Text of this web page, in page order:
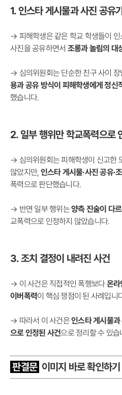
1. 인스타 게시물과 사진 공유
→ 피해학생은 같은 학교 학생들이
사진을 공유하면서 조롱과 놀림의 대
→ 심의위원회는 단순한 친구 사이
용과 공유 방식이 피해학생에게 정신
했습니다.
2. 일부 행위만 학교폭력으로
→ 심의위원회는 피해학생이 신고한
않았지만, 인스타 게시물·사진 공유·
폭력으로 판단했습니다.
→ 반면 일부 행위는양측 진술이 다
교폭력으로 인정하지 않았습니다.
3. 조치 결정이 내려진 사건
→ 이 사건은 직접적인 폭행보다온라
이버폭력이 핵심 쟁점이 된 사례입니
→ 따라서 이 사건은인스타 게시물
으로 인정된 사건으로 정리할 수 있습
판결문 이미지 바로 확인하기